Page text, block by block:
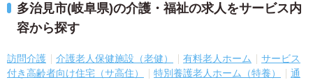
多治見市(岐阜県)の介護・福祉の求人をサービス内
容から探す
訪問介護 介護老人保健施設（老健） 有料老人ホーム
サービス
付き高齢者向け住宅（サ高住）
特別養護老人ホーム（特養）
通